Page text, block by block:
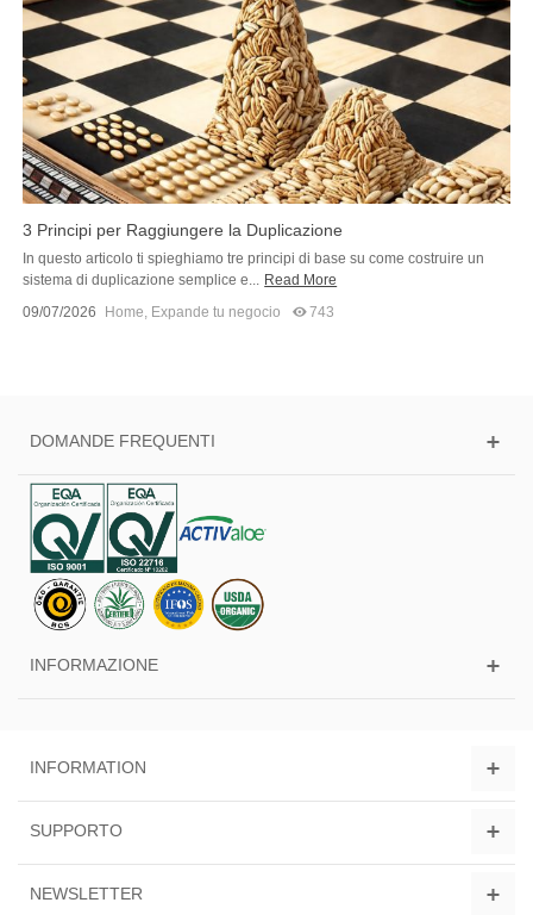
3 Principi per Raggiungere la Duplicazione
In questo articolo ti spieghiamo tre principi di base su come costruire un
sistema di duplicazione semplice e...
Read More
09/07/2026
Home Expande tu negocio 743
DOMANDE FREQUENTI
INFORMAZIONE
INFORMATION
SUPPORTO
NEWSLETTER